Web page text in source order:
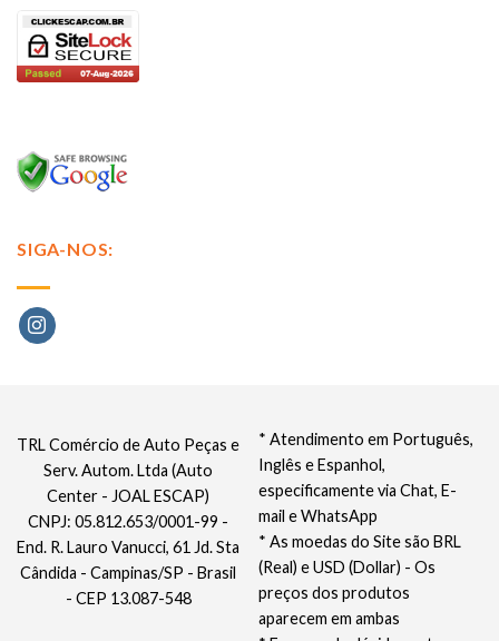
SIGA-NOS:
* Atendimento em Português,
Inglês e Espanhol,
especificamente via Chat, E-
mail e WhatsApp
* As moedas do Site são BRL
(Real) e USD (Dollar) - Os
preços dos produtos
aparecem em ambas
TRL Comércio de Auto Peças e
Serv. Autom. Ltda (Auto
Center - JOAL ESCAP)
CNPJ: 05.812.653/0001-99 -
End. R. Lauro Vanucci, 61 Jd. Sta
Cândida - Campinas/SP - Brasil
- CEP 13.087-548